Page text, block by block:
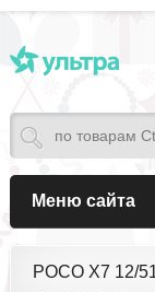
Меню сайта
POCO X7 12/